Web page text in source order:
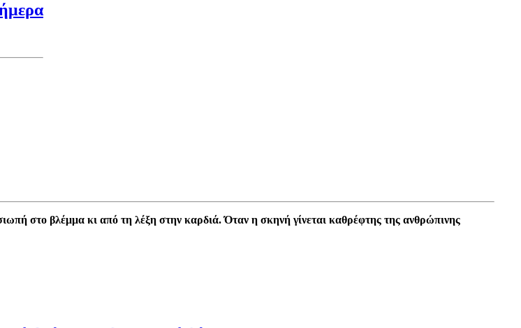
στο βλέμμα κι από τη λέξη στην καρδιά. Όταν η σκηνή γίνεται καθρέφτης της ανθρώπινης